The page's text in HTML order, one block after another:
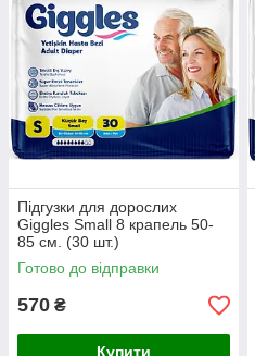
Підгузки для дорослих
Giggles Small 8 крапель 50-
85 см. (30 шт.)
Готово до відправки
570 ₴
Купити